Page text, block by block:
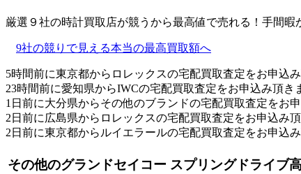
厳選９社の時計買取店が競うから最高値で売れる！手間暇
9社の競りで見える本当の最高買取額へ
5時間前に東京都からロレックスの宅配買取査定をお申込み
23時間前に愛知県からIWCの宅配買取査定をお申込み頂き
1日前に大分県からその他のブランドの宅配買取査定をお申
2日前に広島県からロレックスの宅配買取査定をお申込み頂
2日前に東京都からルイエラールの宅配買取査定をお申込み
その他のグランドセイコー スプリングドライブ